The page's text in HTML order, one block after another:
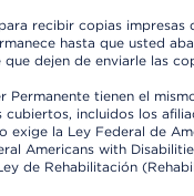
recibir copias impresas
hasta que usted
dejen de enviarle las
Permanente tienen el
cubiertos, incluidos los
exige la Ley Federal de
Americans with
de Rehabilitación